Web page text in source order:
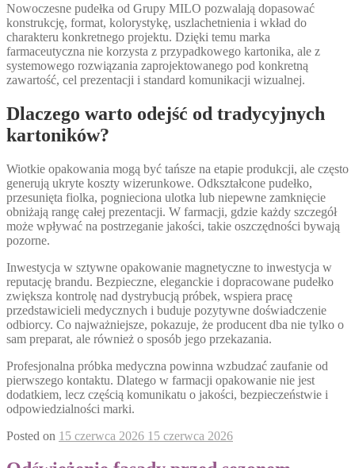
Nowoczesne pudełka od Grupy MILO pozwalają dopasować
konstrukcję, format, kolorystykę, uszlachetnienia i wkład do
charakteru konkretnego projektu. Dzięki temu marka
farmaceutyczna nie korzysta z przypadkowego kartonika, ale z
systemowego rozwiązania zaprojektowanego pod konkretną
zawartość, cel prezentacji i standard komunikacji wizualnej.
Dlaczego warto odejść od tradycyjnych
kartoników?
Wiotkie opakowania mogą być tańsze na etapie produkcji, ale często
generują ukryte koszty wizerunkowe. Odkształcone pudełko,
przesunięta fiolka, pognieciona ulotka lub niepewne zamknięcie
obniżają rangę całej prezentacji. W farmacji, gdzie każdy szczegół
może wpływać na postrzeganie jakości, takie oszczędności bywają
pozorne.
Inwestycja w sztywne opakowanie magnetyczne to inwestycja w
reputację brandu. Bezpieczne, eleganckie i dopracowane pudełko
zwiększa kontrolę nad dystrybucją próbek, wspiera pracę
przedstawicieli medycznych i buduje pozytywne doświadczenie
odbiorcy. Co najważniejsze, pokazuje, że producent dba nie tylko o
sam preparat, ale również o sposób jego przekazania.
Profesjonalna próbka medyczna powinna wzbudzać zaufanie od
pierwszego kontaktu. Dlatego w farmacji opakowanie nie jest
dodatkiem, lecz częścią komunikatu o jakości, bezpieczeństwie i
odpowiedzialności marki.
Posted on 15 czerwca 2026 15 czerwca 2026